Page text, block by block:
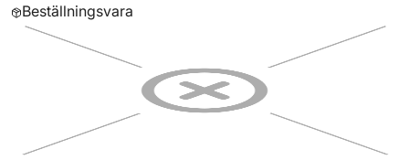
Beställningsvara